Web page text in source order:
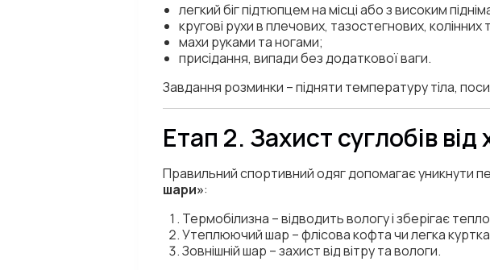
легкий біг підтюпцем на місці або з високим
кругові рухи в плечових, тазостегнових,
махи руками та ногами;
присідання, випади без додаткової ваги.
Завдання розминки – підняти температуру тіла,
Етап 2. Захист суглобів від
Правильний спортивний одяг допомагає
шари»:
Термобілизна – відводить вологу і зберігає
Утеплюючий шар – флісова кофта чи легка
Зовнішній шар – захист від вітру та вологи.